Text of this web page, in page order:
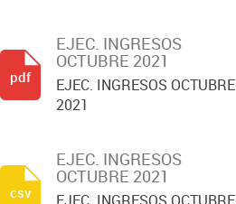
EJEC. INGRESOS
OCTUBRE 2021
EJEC. INGRESOS OCTUBRE
2021
pdf
EJEC. INGRESOS
OCTUBRE 2021
csv